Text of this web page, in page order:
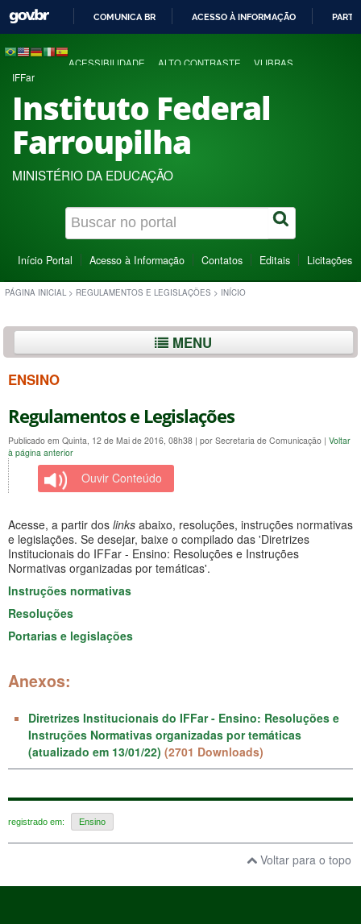
COMUNICA BR ACESSO À INFORMAÇÃO
ACESSIBILIDADE ALTO CONTRASTE VLIBRAS
IFFar
Instituto Federal
Farroupilha
MINISTÉRIO DA EDUCAÇÃO
Início Portal Acesso à Informação Contatos Editais Licitações
PÁGINA INICIAL > REGULAMENTOS E LEGISLAÇÕES > INÍCIO
MENU
ENSINO
Regulamentos e Legislações
Publicado em Quinta, 12 de Mai de 2016, 08h38 | por Secretaria de Comunicação | Voltar
à página anterior
Ouvir Conteúdo
Acesse, a partir dos links abaixo, resoluções, instruções normativas
e legislações. Se desejar, baixe o compilado das 'Diretrizes
Institucionais do IFFar - Ensino: Resoluções e Instruções
Normativas organizadas por temáticas'.
Instruções normativas
Resoluções
Portarias e legislações
Anexos:
Diretrizes Institucionais do IFFar - Ensino: Resoluções e
Instruções Normativas organizadas por temáticas
(atualizado em 13/01/22) (2701 Downloads)
registrado em: Ensino
Voltar para o topo